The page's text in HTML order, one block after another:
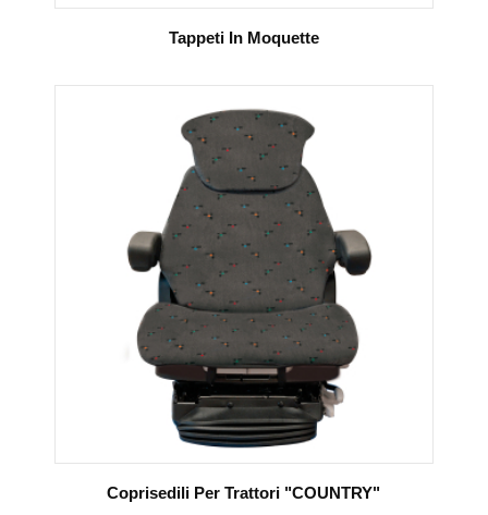
Tappeti In Moquette
Coprisedili Per Trattori "COUNTRY"